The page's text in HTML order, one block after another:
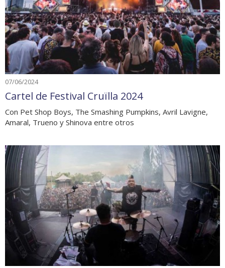
07/06/2024
Cartel de Festival Cruïlla 2024
Con Pet Shop Boys, The Smashing Pumpkins, Avril Lavigne,
Amaral, Trueno y Shinova entre otros